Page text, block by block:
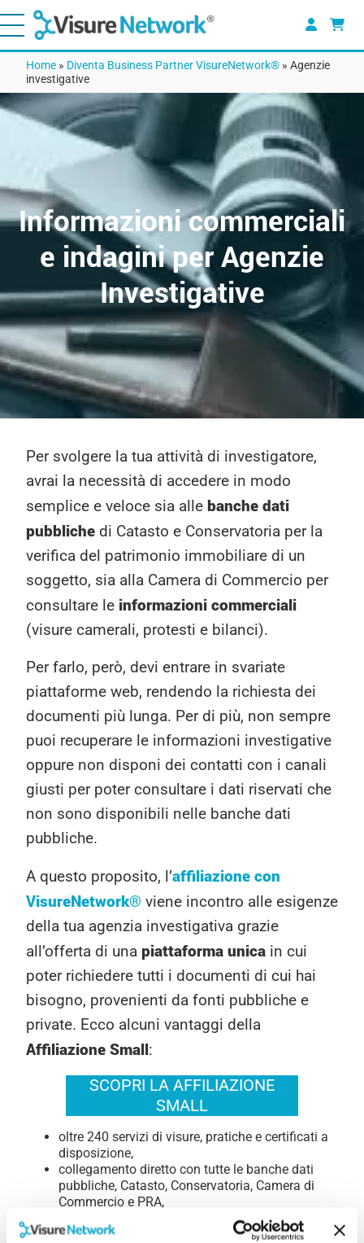
Home » Diventa Business Partner VisureNetwork® » Agenzie
investigative
Informazioni commerciali
e indagini per Agenzie
Investigative
Per svolgere la tua attività di investigatore,
avrai la necessità di accedere in modo
semplice e veloce sia alle banche dati
pubbliche di Catasto e Conservatoria per la
verifica del patrimonio immobiliare di un
soggetto, sia alla Camera di Commercio per
consultare le informazioni commerciali
(visure camerali, protesti e bilanci).
Per farlo, però, devi entrare in svariate
piattaforme web, rendendo la richiesta dei
documenti più lunga. Per di più, non sempre
puoi recuperare le informazioni investigative
oppure non disponi dei contatti con i canali
giusti per poter consultare i dati riservati che
non sono disponibili nelle banche dati
pubbliche.
A questo proposito, l’affiliazione con
VisureNetwork® viene incontro alle esigenze
della tua agenzia investigativa grazie
all’offerta di una piattaforma unica in cui
poter richiedere tutti i documenti di cui hai
bisogno, provenienti da fonti pubbliche e
private. Ecco alcuni vantaggi della
Affiliazione Small:
SCOPRI LA AFFILIAZIONE
SMALL
oltre 240 servizi di visure, pratiche e certificati a
disposizione,
collegamento diretto con tutte le banche dati
pubbliche, Catasto, Conservatoria, Camera di
Commercio e PRA,
consegna delle visure online in pochi secondi via
e-mail,